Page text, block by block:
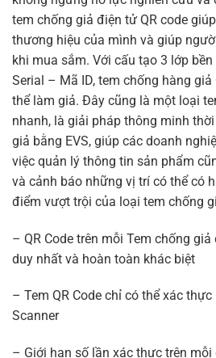
tem chống giả điện tử QR code
thương hiệu của mình và giúp
khi mua sắm. Với cấu tạo 3 lớp
Serial – Mã ID, tem chống hàng giả
thể làm giả. Đây cũng là một loại
nhanh, là giải pháp thông minh
giả bằng EVS, giúp các doanh
việc quản lý thông tin sản phẩm
và cảnh báo những vị trí có thể có
điểm vượt trội của loại tem chống
– QR Code trên mỗi Tem chống
duy nhất và hoàn toàn khác biệt
– Tem QR Code chỉ có thể xác
Scanner
– Giới hạn số lần xác thực trên mỗi